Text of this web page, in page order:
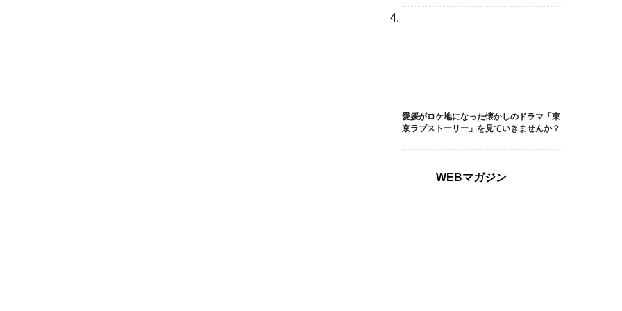
愛媛がロケ地になった懐かしのドラマ「東
京ラブストーリー」を見ていきませんか？
WEBマガジン